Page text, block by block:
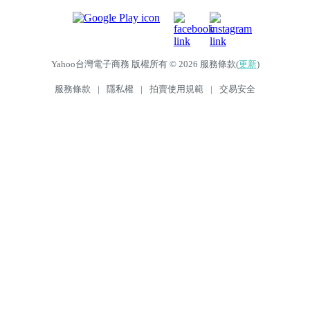
Yahoo台灣電子商務 版權所有 © 2026 服務條款(更新)
服務條款 | 隱私權 | 拍賣使用規範 | 交易安全